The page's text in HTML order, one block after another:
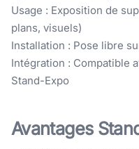
Usage : Exposition de
plans, visuels)
Installation : Pose libre
Intégration : Compatible
Stand-Expo
Avantages